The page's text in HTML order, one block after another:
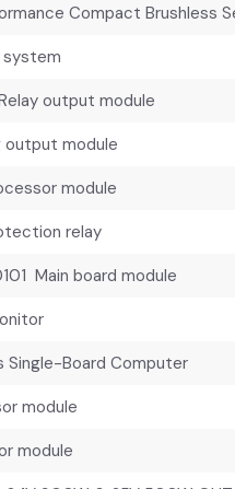
Compact Brushless
system
output module
output module
module
relay
Main board module
Single-Board Computer
module
module